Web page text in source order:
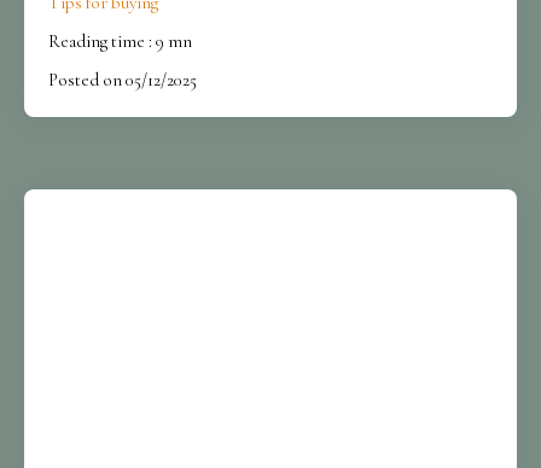
Reading time : 9 mn
Posted on 05/12/2025